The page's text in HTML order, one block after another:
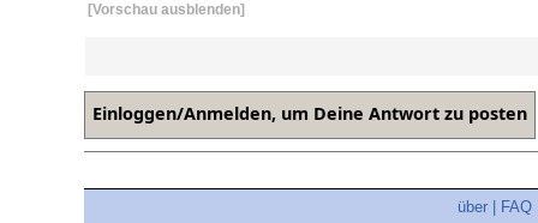
[Vorschau ausblenden]
über FAQ